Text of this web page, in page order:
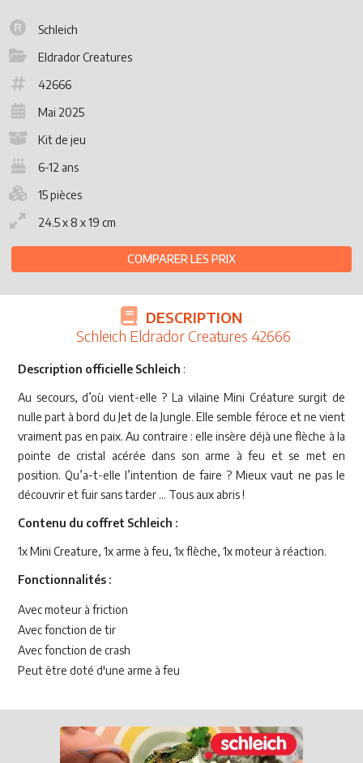
Schleich
Eldrador Creatures
42666
Mai 2025
Kit de jeu
6-12 ans
15 pièces
24.5 x 8 x 19 cm
COMPARER LES PRIX
DESCRIPTION
Schleich Eldrador Creatures 42666
Description officielle Schleich :
Au secours, d’où vient-elle ? La vilaine Mini Créature surgit de
nulle part à bord du Jet de la Jungle. Elle semble féroce et ne vient
vraiment pas en paix. Au contraire : elle insère déjà une flèche à la
pointe de cristal acérée dans son arme à feu et se met en
position. Qu’a-t-elle l’intention de faire ? Mieux vaut ne pas le
découvrir et fuir sans tarder ... Tous aux abris !
Contenu du coffret Schleich :
1x Mini Creature, 1x arme à feu, 1x flèche, 1x moteur à réaction.
Fonctionnalités :
Avec moteur à friction
Avec fonction de tir
Avec fonction de crash
Peut être doté d'une arme à feu